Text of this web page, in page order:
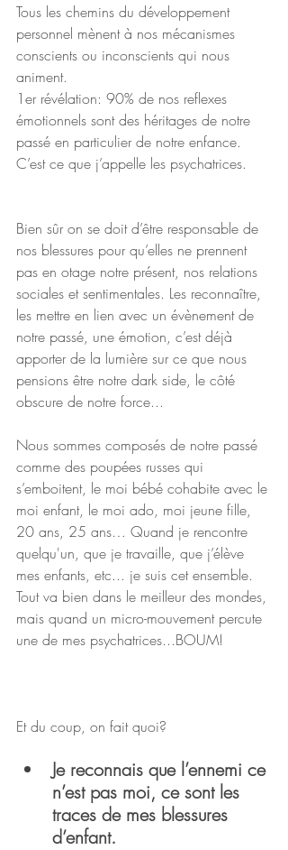
Tous les chemins du développement
personnel mènent à nos mécanismes
conscients ou inconscients qui nous
animent.
1er révélation: 90% de nos reflexes
émotionnels sont des héritages de notre
passé en particulier de notre enfance.
C’est ce que j’appelle les psychatrices.
Bien sûr on se doit d’être responsable de
nos blessures pour qu’elles ne prennent
pas en otage notre présent, nos relations
sociales et sentimentales. Les reconnaître,
les mettre en lien avec un évènement de
notre passé, une émotion, c’est déjà
apporter de la lumière sur ce que nous
pensions être notre dark side, le côté
obscure de notre force...
Nous sommes composés de notre passé
comme des poupées russes qui
s’emboitent, le moi bébé cohabite avec le
moi enfant, le moi ado, moi jeune fille,
20 ans, 25 ans… Quand je rencontre
quelqu'un, que je travaille, que j’élève
mes enfants, etc... je suis cet ensemble.
Tout va bien dans le meilleur des mondes,
mais quand un micro-mouvement percute
une de mes psychatrices...BOUM!
Et du coup, on fait quoi?
Je reconnais que l’ennemi ce
n’est pas moi, ce sont les
traces de mes blessures
d’enfant.